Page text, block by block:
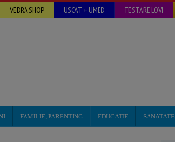
VEDRA SHOP USCAT + UMED TESTARE LOVI
FAMILIE, PARENTING EDUCATIE SANATATE